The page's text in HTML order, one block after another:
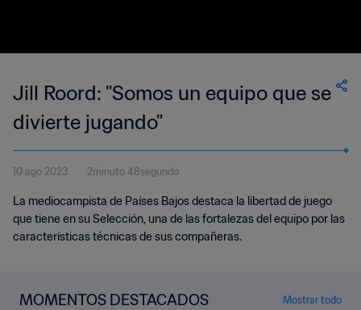
Jill Roord: "Somos un equipo que se
divierte jugando"
10 ago 2023 2minuto 48segundo
La mediocampista de Países Bajos destaca la libertad de juego
que tiene en su Selección, una de las fortalezas del equipo por las
características técnicas de sus compañeras.
MOMENTOS DESTACADOS Mostrar todo